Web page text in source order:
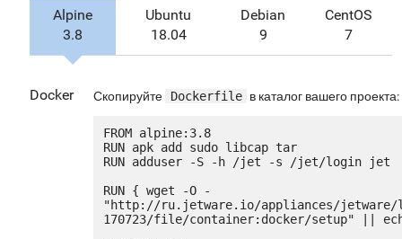
Alpine
3.8
Ubuntu
18.04
Debian
9
CentOS
7
Docker Скопируйте Dockerfile в каталог вашего проекта:
FROM alpine:3.8
RUN apk add sudo libcap tar
RUN adduser -S -h /jet -s /jet/login jet
RUN { wget -O -
"http://ru.jetware.io/appliances/jetware/
170723/file/container:docker/setup" ||